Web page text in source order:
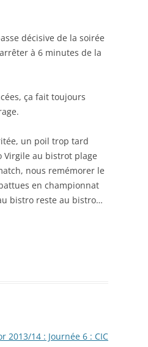
décisive de la soirée
à 6 minutes de la
ça fait toujours
un poil trop tard
Virgile au bistrot plage
nous remémorer le
en championnat
bistro reste au bistro…
2013/14 : Journée 6 : CIC